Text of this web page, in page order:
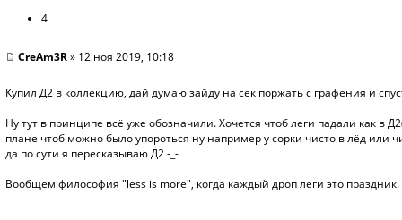
4
CreAm3R» 12 ноя 2019, 10:18
Купил Д2 в коллекцию, дай думаю зайду на сек поржать с графения и
Ну тут в принципе всё уже обозначили. Хочется чтоб леги падали как в
плане чтоб можно было упороться ну например у сорки чисто в лёд
да по сути я пересказываю Д2 -_-
Вообщем философия "less is more", когда каждый дроп леги это